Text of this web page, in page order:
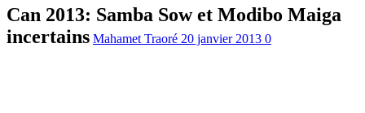
Can 2013: Samba Sow et Modibo Maiga
incertains Mahamet Traoré 20 janvier 2013 0